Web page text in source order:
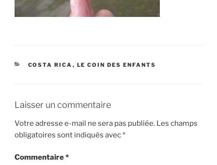
CATÉGORIES
COSTA RICA , LE COIN DES ENFANTS
Laisser un commentaire
Votre adresse e-mail ne sera pas publiée. Les champs
obligatoires sont indiqués avec*
Commentaire*